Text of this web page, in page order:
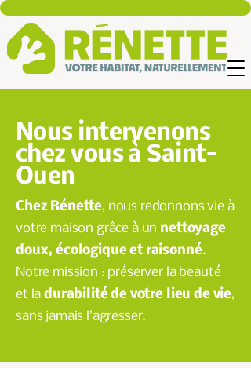
Nous intervenons
chez vous à Saint-
Ouen
Chez Rénette, nous redonnons vie à
votre maison grâce à un nettoyage
doux, écologique et raisonné.
Notre mission : préserver la beauté
et ladurabilité de votre lieu de vie,
sans jamais l’agresser.